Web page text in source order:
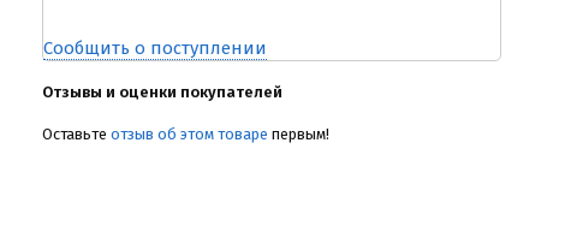
Сообщить о поступлении
Отзывы и оценки покупателей
Оставьте отзыв об этом товаре первым!